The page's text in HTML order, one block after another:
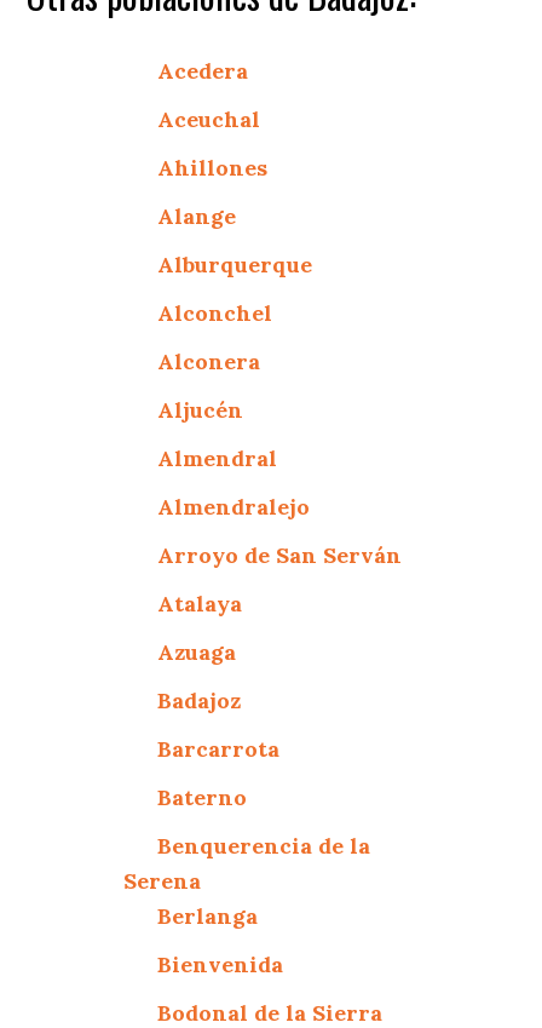
Acedera
Aceuchal
Ahillones
Alange
Alburquerque
Alconchel
Alconera
Aljucén
Almendral
Almendralejo
Arroyo de San Serván
Atalaya
Azuaga
Badajoz
Barcarrota
Baterno
Benquerencia de la
Serena
Berlanga
Bienvenida
Bodonal de la Sierra